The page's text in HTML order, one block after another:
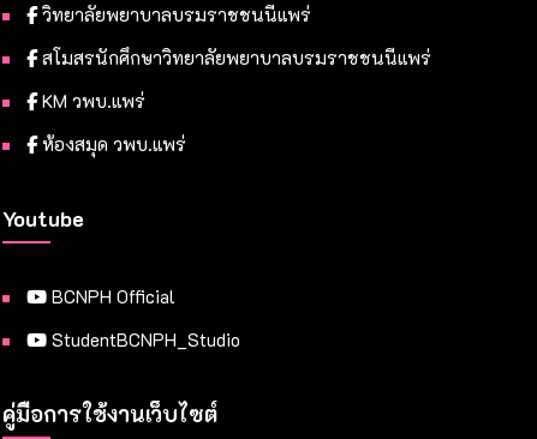
วิทยาลัยพยาบาลบรมราชชนนีแพร่
สโมสรนักศึกษาวิทยาลัยพยาบาลบรมราชชนนีแพร่
KM วพบ.แพร่
ห้องสมุด วพบ.แพร่
Youtube
BCNPH Official
StudentBCNPH_Studio
คู่มือการใช้งานเว็บไซต์